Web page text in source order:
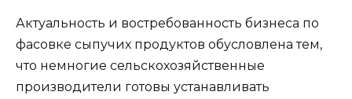
Актуальность и востребованность бизнеса по
фасовке сыпучих продуктов обусловлена тем,
что немногие сельскохозяйственные
производители готовы устанавливать